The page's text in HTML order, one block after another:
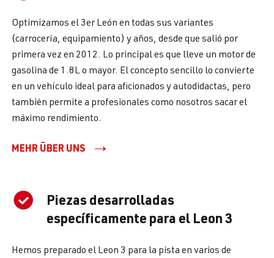
Optimizamos el 3er León en todas sus variantes
(carrocería, equipamiento) y años, desde que salió por
primera vez en 2012. Lo principal es que lleve un motor de
gasolina de 1.8L o mayor. El concepto sencillo lo convierte
en un vehículo ideal para aficionados y autodidactas, pero
también permite a profesionales como nosotros sacar el
máximo rendimiento.
MEHR ÜBER UNS
Piezas desarrolladas
específicamente para el Leon 3
Hemos preparado el Leon 3 para la pista en varios de